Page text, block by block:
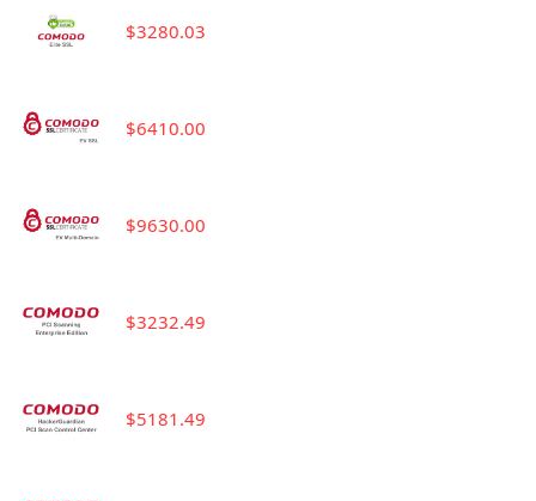
$3280.03
$6410.00
$9630.00
$3232.49
$5181.49